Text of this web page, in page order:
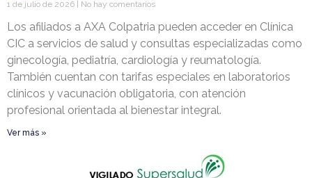
1 de julio de 2026 No hay comentarios
Los afiliados a AXA Colpatria pueden acceder en Clínica
CIC a servicios de salud y consultas especializadas como
ginecología, pediatría, cardiología y reumatología.
También cuentan con tarifas especiales en laboratorios
clínicos y vacunación obligatoria, con atención
profesional orientada al bienestar integral.
Ver más »